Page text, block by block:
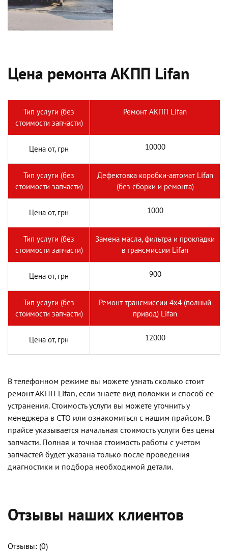
Цена ремонта АКПП Lifan
Тип услуги (без
стоимости запчасти)
Ремонт АКПП Lifan
Цена от, грн 10000
Тип услуги (без
стоимости запчасти)
Дефектовка коробки-автомат Lifan
(без сборки и ремонта)
Цена от, грн 1000
Тип услуги (без
стоимости запчасти)
Замена масла, фильтра и прокладки
в трансмиссии Lifan
Цена от, грн 900
Тип услуги (без
стоимости запчасти)
Ремонт трансмиссии 4х4 (полный
привод) Lifan
Цена от, грн 12000
В телефонном режиме вы можете узнать сколько стоит
ремонт АКПП Lifan, если знаете вид поломки и способ ее
устранения. Стоимость услуги вы можете уточнить у
менеджера в СТО или ознакомиться с нашим прайсом. В
прайсе указывается начальная стоимость услуги без цены
запчасти. Полная и точная стоимость работы с учетом
запчастей будет указана только после проведения
диагностики и подбора необходимой детали.
Отзывы наших клиентов
Отзывы: (0)